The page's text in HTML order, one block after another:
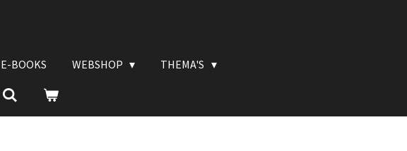
E-BOOKS WEBSHOP THEMA'S